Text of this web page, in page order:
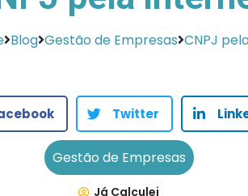
Blog Gestão de Empresas CNPJ
Twitter
Gestão de Empresas
Já Calculei